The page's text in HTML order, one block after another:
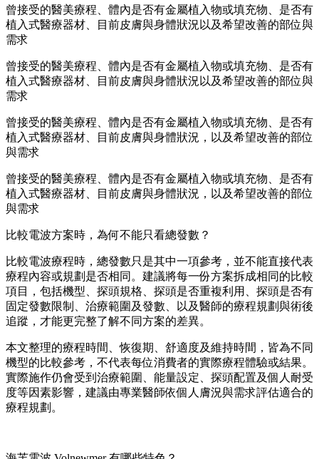
曾接受的醫美療程、體內是否有金屬植入物或填充物、是否有
植入式醫療器材、目前皮膚與身體狀況以及希望改善的部位與
需求
曾接受的醫美療程、體內是否有金屬植入物或填充物、是否有
植入式醫療器材、目前皮膚與身體狀況以及希望改善的部位與
需求
曾接受的醫美療程、體內是否有金屬植入物或填充物、是否有
植入式醫療器材、目前皮膚與身體狀況，以及希望改善的部位
與需求
曾接受的醫美療程、體內是否有金屬植入物或填充物、是否有
植入式醫療器材、目前皮膚與身體狀況，以及希望改善的部位
與需求
比較電波方案時，為何不能只看總發數？
比較電波療程時，總發數只是其中一項參考，並不能直接代表
療程內容或規劃是否相同。建議將每一份方案拆成相同的比較
項目，包括機型、探頭規格、探頭是否重複利用、探頭是否有
固定發數限制、治療範圍及發數、以及醫師的療程規劃與術後
追蹤，才能更完整了解不同方案的差異。
本文整理的療程時間、恢復期、舒適度及維持時間，皆為不同
機型的比較參考，不代表每位消費者的實際療程體驗或結果。
實際施作仍會受到治療範圍、能量設定、探頭配置及個人耐受
度等因素影響，建議由專業醫師依個人膚況與需求評估適合的
療程規劃。